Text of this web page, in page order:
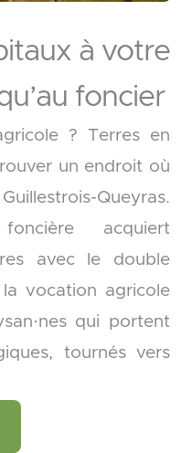
à votre
foncier
? Terres en
un endroit où
Queyras.
acquiert
avec le double
vocation agricole
qui portent
tournés vers